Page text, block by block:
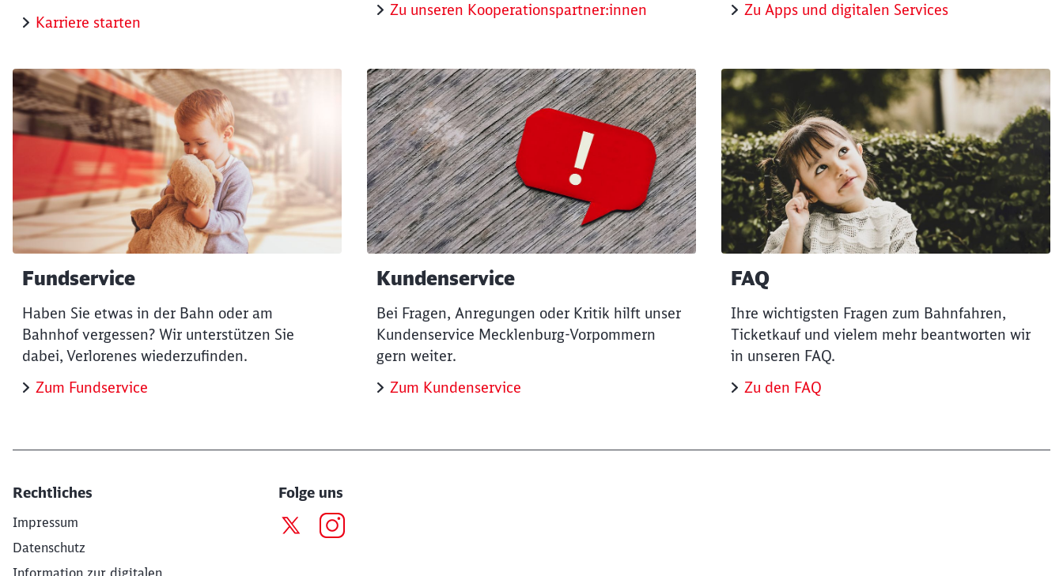
Karriere starten
Zu unseren Kooperationspartner:innen
Zu Apps und digitalen Services
Fundservice
Haben Sie etwas in der Bahn oder am
Bahnhof vergessen? Wir unterstützen Sie
dabei, Verlorenes wiederzufinden.
Zum Fundservice
Kundenservice
Bei Fragen, Anregungen oder Kritik hilft unser
Kundenservice Mecklenburg-Vorpommern
gern weiter.
Zum Kundenservice
FAQ
Ihre wichtigsten Fragen zum Bahnfahren,
Ticketkauf und vielem mehr beantworten wir
in unseren FAQ.
Zu den FAQ
Rechtliches
Impressum
Datenschutz
Information zur digitalen
Folge uns